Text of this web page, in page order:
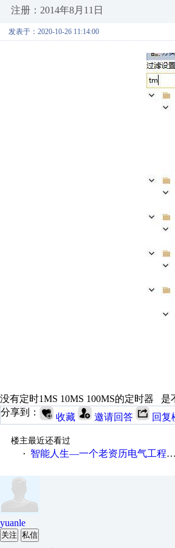
注册：2014年8月11日
发表于：2020-10-26 11:14:00
没有定时1MS 10MS 100MS的定时器
分享到：
收藏 邀请回答 回复
楼主最近还看过
·
智能人生—一个老资历电气工程师的8句心里话！
yuanle
关注 私信